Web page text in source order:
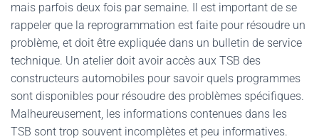
mais parfois deux fois par semaine. Il est important de se
rappeler que la reprogrammation est faite pour résoudre un
problème, et doit être expliquée dans un bulletin de service
technique. Un atelier doit avoir accès aux TSB des
constructeurs automobiles pour savoir quels programmes
sont disponibles pour résoudre des problèmes spécifiques.
Malheureusement, les informations contenues dans les
TSB sont trop souvent incomplètes et peu informatives.